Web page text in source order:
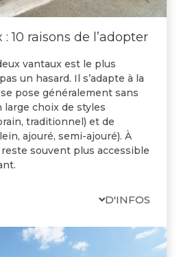
10 raisons de l’adopter
vantaux est le plus
un hasard. Il s’adapte à la
pose généralement sans
large choix de styles
traditionnel) et de
ajouré, semi-ajouré). À
souvent plus accessible
D'INFOS